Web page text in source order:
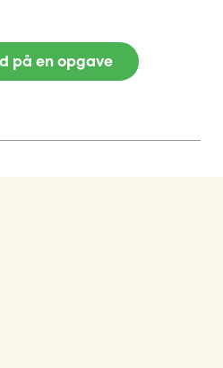
på en opgave